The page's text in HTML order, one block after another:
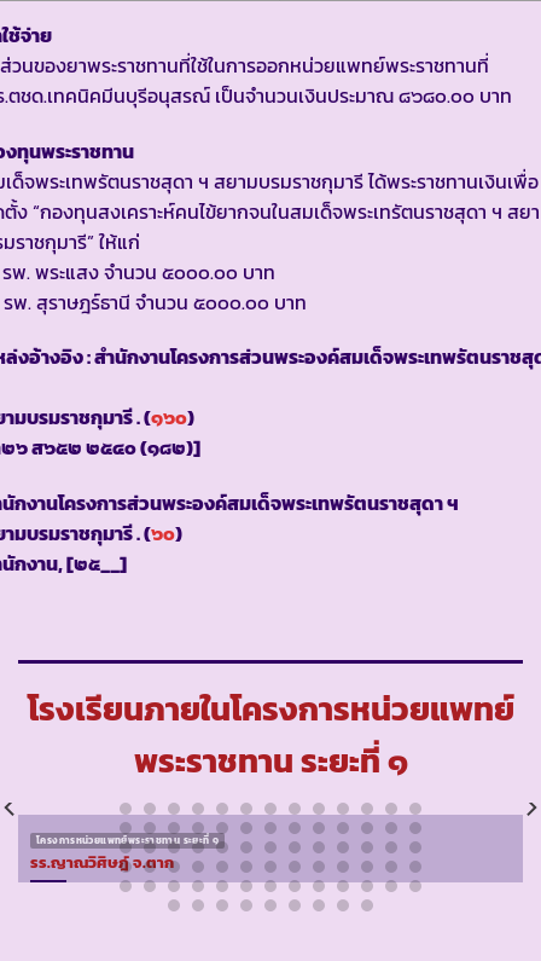
ช้จ่าย
วนของยาพระราชทานที่ใช้ในการออกหน่วยแพทย์พระราชทานที่
.ตชด.เทคนิคมีนบุรีอนุสรณ์ เป็นจำนวนเงินประมาณ ๘๖๘๐.๐๐ บาท
ทุนพระราชทาน
ด็จพระเทพรัตนราชสุดา ฯ สยามบรมราชกุมารี ได้พระราชทานเงินเพื่อ
ง “กองทุนสงเคราะห์คนไข้ยากจนในสมเด็จพระเทรัตนราชสุดา ฯ สย
ราชกุมารี” ให้แก่
พ. พระแสง จำนวน ๕๐๐๐.๐๐ บาท
พ. สุราษฎร์ธานี จำนวน ๕๐๐๐.๐๐ บาท
งอ้างอิง : สำนักงานโครงการส่วนพระองค์สมเด็จพระเทพรัตนราชสุ
มบรมราชกุมารี . (๑๖๐)
๖ ส๖๕๒ ๒๕๔๐ (๑๘๒)]
กงานโครงการส่วนพระองค์สมเด็จพระเทพรัตนราชสุดา ฯ
มบรมราชกุมารี . (๖๐)
กงาน, [๒๕__]
โรงเรียนภายในโครงการหน่วยแพทย์
พระราชทาน ระยะที่ ๑
โครงการหน่วยแพทย์พระราชทาน ระยะที่ ๑
รร.ญาณวิศิษฎ์ จ.ตาก